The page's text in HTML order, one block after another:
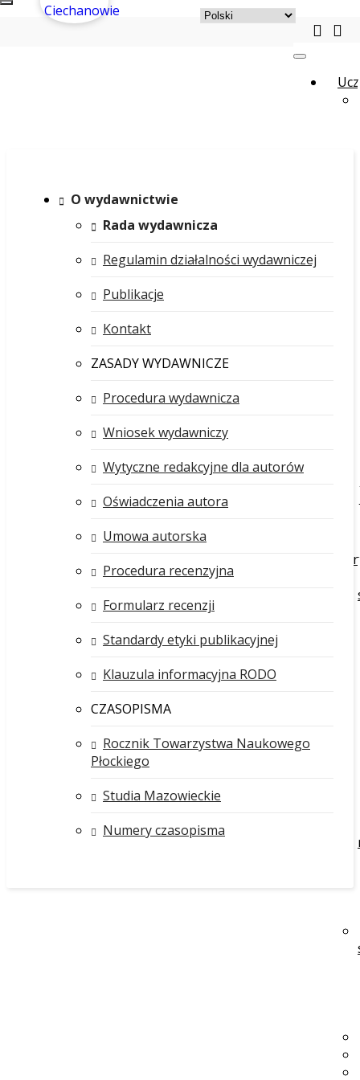
O wydawnictwie
Rada wydawnicza
Regulamin działalności wydawniczej
Publikacje
Kontakt
ZASADY WYDAWNICZE
Procedura wydawnicza
Wniosek wydawniczy
Wytyczne redakcyjne dla autorów
Oświadczenia autora
Umowa autorska
Procedura recenzyjna
Formularz recenzji
Standardy etyki publikacyjnej
Klauzula informacyjna RODO
CZASOPISMA
Rocznik Towarzystwa Naukowego
Płockiego
Studia Mazowieckie
Numery czasopisma